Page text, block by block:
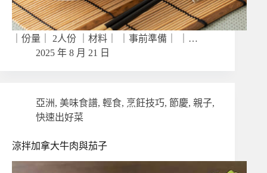
｜份量｜ 2人份 ｜材料｜ ｜事前準備｜ ｜…
2025 年 8 月 21 日
亞洲, 美味食譜, 輕食, 烹飪技巧, 節慶, 親子,
快速出好菜
涼拌加拿大牛肉與茄子